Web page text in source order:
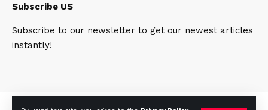
Subscribe US
Subscribe to our newsletter to get our newest articles
instantly!
Qui sommes nous Contact Team